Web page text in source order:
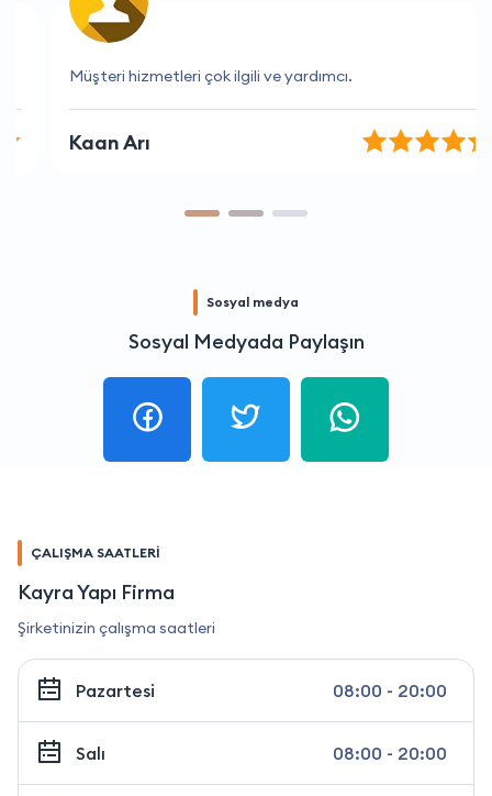
Müşteri hizmetleri çok ilgili ve yardımcı.
Kaan Arı
Sosyal medya
Sosyal Medyada Paylaşın
ÇALIŞMA SAATLERİ
Kayra Yapı Firma
Şirketinizin çalışma saatleri
Pazartesi 08:00 - 20:00
Salı 08:00 - 20:00